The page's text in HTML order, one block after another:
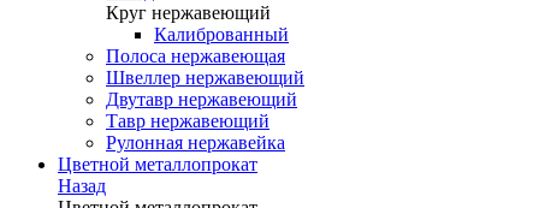
Круг нержавеющий
Калиброванный
Полоса нержавеющая
Швеллер нержавеющий
Двутавр нержавеющий
Тавр нержавеющий
Рулонная нержавейка
Цветной металлопрокат
Назад